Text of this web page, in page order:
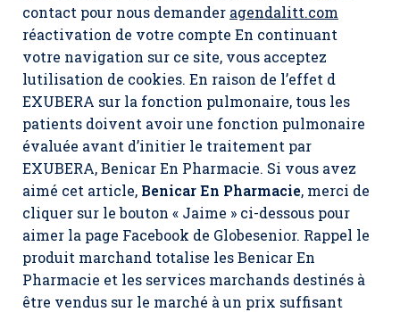
contact pour nous demander agendalitt.com
réactivation de votre compte En continuant
votre navigation sur ce site, vous acceptez
lutilisation de cookies. En raison de l’effet d
EXUBERA sur la fonction pulmonaire, tous les
patients doivent avoir une fonction pulmonaire
évaluée avant d’initier le traitement par
EXUBERA,Benicar En Pharmacie. Si vous avez
aimé cet article, Benicar En Pharmacie, merci de
cliquer sur le bouton « Jaime » ci-dessous pour
aimer la page Facebook de Globesenior. Rappel le
produit marchand totalise les Benicar En
Pharmacie et les services marchands destinés à
être vendus sur le marché à un prix suffisant